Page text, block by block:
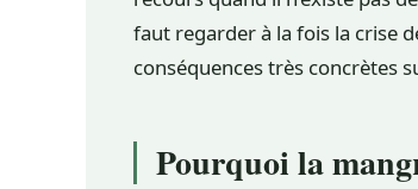
faut regarder à la fois la crise
conséquences très concrètes
Pourquoi la